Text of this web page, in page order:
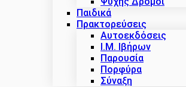
Παιδικά
Πρακτoρεύσεις
Αυτοεκδόσεις
Ι.Μ. Ιβήρων
Παρουσία
Πορφύρα
Σύναξη